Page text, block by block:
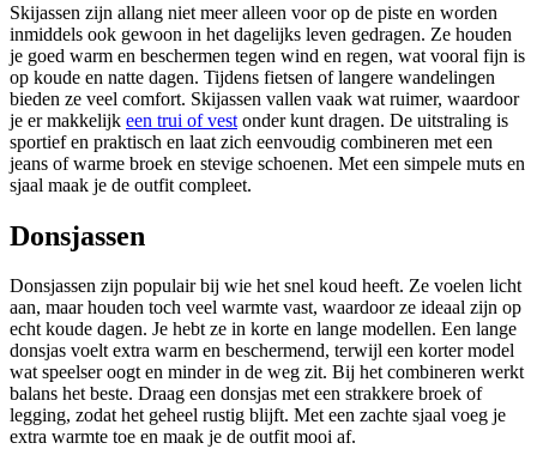
Skijassen zijn allang niet meer alleen voor op de piste en worden
inmiddels ook gewoon in het dagelijks leven gedragen. Ze houden
je goed warm en beschermen tegen wind en regen, wat vooral fijn is
op koude en natte dagen. Tijdens fietsen of langere wandelingen
bieden ze veel comfort. Skijassen vallen vaak wat ruimer, waardoor
je er makkelijk een trui of vest onder kunt dragen. De uitstraling is
sportief en praktisch en laat zich eenvoudig combineren met een
jeans of warme broek en stevige schoenen. Met een simpele muts en
sjaal maak je de outfit compleet.
Donsjassen
Donsjassen zijn populair bij wie het snel koud heeft. Ze voelen licht
aan, maar houden toch veel warmte vast, waardoor ze ideaal zijn op
echt koude dagen. Je hebt ze in korte en lange modellen. Een lange
donsjas voelt extra warm en beschermend, terwijl een korter model
wat speelser oogt en minder in de weg zit. Bij het combineren werkt
balans het beste. Draag een donsjas met een strakkere broek of
legging, zodat het geheel rustig blijft. Met een zachte sjaal voeg je
extra warmte toe en maak je de outfit mooi af.